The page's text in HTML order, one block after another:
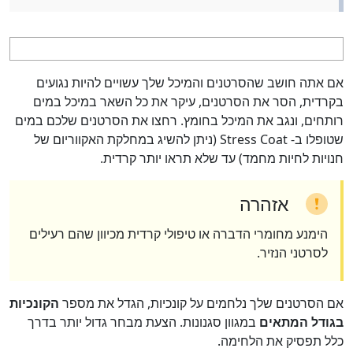
אם אתה חושב שהסרטנים והמיכל שלך עשויים להיות נגועים
בקרדית, הסר את הסרטנים, עיקר את כל השאר במיכל במים
רותחים, ונגב את המיכל בחומץ. רחצו את הסרטנים שלכם במים
שטופלו ב- Stress Coat (ניתן להשיג במחלקת האקווריום של
חנויות לחיות מחמד) עד שלא תראו יותר קרדית.
אזהרה
הימנע מחומרי הדברה או טיפולי קרדית מכיוון שהם רעילים
לסרטני הנזיר.
אם הסרטנים שלך נלחמים על קונכיות, הגדל את מספר הקונכיות
בגודל המתאים במגוון סגנונות. הצעת מבחר גדול יותר בדרך
כלל תפסיק את הלחימה.